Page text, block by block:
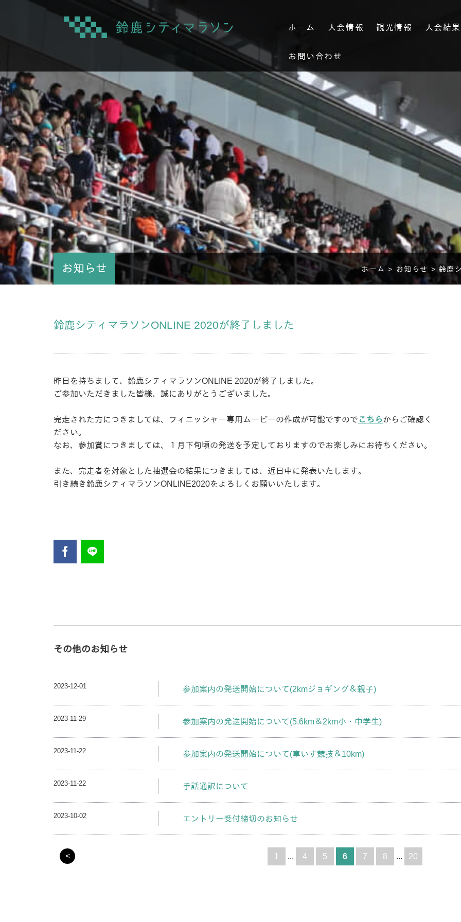
ホーム 大会情報 観光情報 大会結果
お問い合わせ
お知らせ ホーム > お知らせ > 鈴鹿
鈴鹿シティマラソンONLINE 2020が終了しました
昨日を持ちまして、鈴鹿シティマラソンONLINE 2020が終了しました。
ご参加いただきました皆様、誠にありがとうございました。
完走された方につきましては、フィニッシャー専用ムービーの作成が可能ですので こちらからご確認く
ださい。
なお、参加賞につきましては、１月下旬頃の発送を予定しておりますのでお楽しみにお待ちください。
また、完走者を対象とした抽選会の結果につきましては、近日中に発表いたします。
引き続き鈴鹿シティマラソンONLINE2020をよろしくお願いいたします。
その他のお知らせ
2023-12-01 参加案内の発送開始について(2kmジョギング＆親子)
2023-11-29 参加案内の発送開始について(5.6km＆2km小・中学生)
2023-11-22 参加案内の発送開始について(車いす競技＆10km)
2023-11-22 手話通訳について
2023-10-02 エントリー受付締切のお知らせ
< 1 ... 4 5 6 7 8 ... 20